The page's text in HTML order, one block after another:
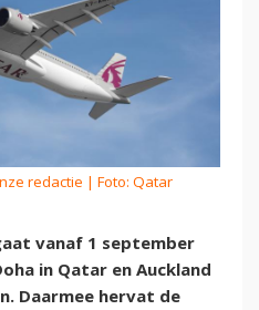
redactie | Foto: Qatar
vanaf 1 september
in Qatar en Auckland
Daarmee hervat de